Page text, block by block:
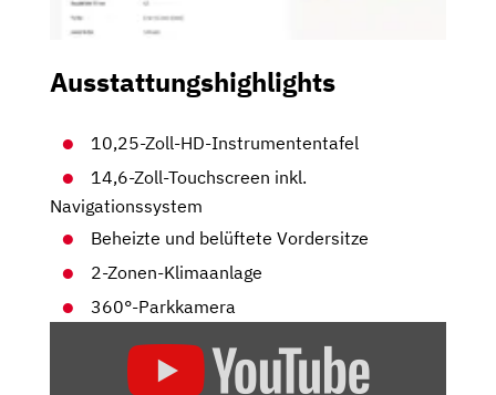
Ausstattungshighlights
10,25-Zoll-HD-Instrumententafel
14,6-Zoll-Touchscreen inkl.
Navigationssystem
Beheizte und belüftete Vordersitze
2-Zonen-Klimaanlage
360°-Parkkamera